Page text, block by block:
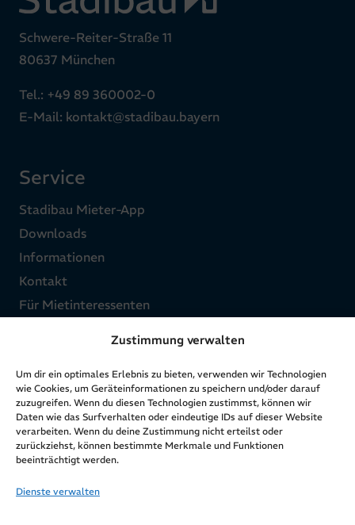
Zustimmung verwalten
Um dir ein optimales Erlebnis zu bieten, verwenden wir Technologien
wie Cookies, um Geräteinformationen zu speichern und/oder darauf
zuzugreifen. Wenn du diesen Technologien zustimmst, können wir
Daten wie das Surfverhalten oder eindeutige IDs auf dieser Website
verarbeiten. Wenn du deine Zustimmung nicht erteilst oder
zurückziehst, können bestimmte Merkmale und Funktionen
beeinträchtigt werden.
Dienste verwalten
Schwere-Reiter-Straße 11
80637 München
Tel.: +49 89 360002-0
E-Mail: kontakt@stadibau.bayern
Service
Stadibau Mieter-App
Downloads
Informationen
Kontakt
Für Mietinteressenten
Struktur
Ziele & Werte
Zahlen & Fakten
Geschichte & Entwicklung
Aktuelles